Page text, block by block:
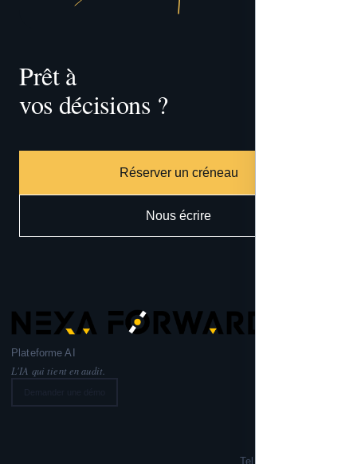
Prêt à
tracer
vos décisions ?
Réserver un créneau
Nous écrire
Plateforme AI
L'IA qui tient en audit.
Tel: +33 6 99 02 72 50